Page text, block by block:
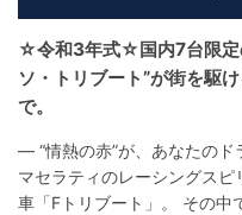
☆令和3年式☆国内7台限定
ソ・トリブート”が街を駆
で。
― “情熱の赤”が、あなたのドライ
マセラティのレーシングス
車「Fトリブート」。 その中